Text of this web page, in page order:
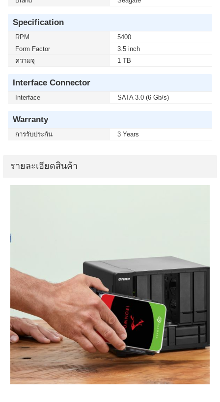
Specification
RPM
5400
Form Factor
3.5 inch
ความจุ
1 TB
Interface Connector
Interface SATA 3.0 (6 Gb/s)
Warranty
การรับประกัน 3 Years
รายละเอียดสินค้า